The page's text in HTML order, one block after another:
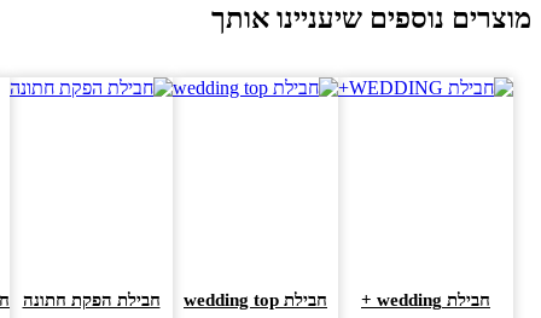
נוספים שיעניינו אותך
חבילת wedding + חבילת wedding top חבילת הפקת חתונה